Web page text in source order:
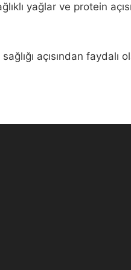
yağlar ve protein
açısından faydalı